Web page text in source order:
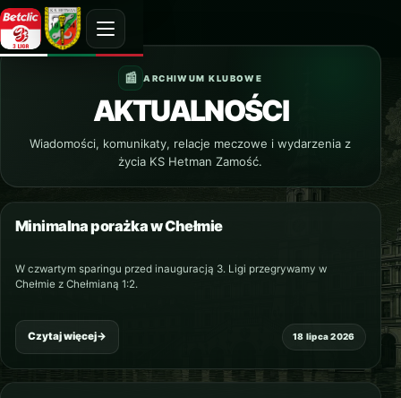
ARCHIWUM KLUBOWE
AKTUALNOŚCI
Wiadomości, komunikaty, relacje meczowe i wydarzenia z
życia KS Hetman Zamość.
NAJNOWSZY
18 lipca 2026
Minimalna porażka w Chełmie
W czwartym sparingu przed inauguracją 3. Ligi przegrywamy w
Chełmie z Chełmianą 1:2.
Czytaj więcej→